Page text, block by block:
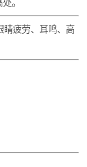
。
睛疲劳、耳鸣、高